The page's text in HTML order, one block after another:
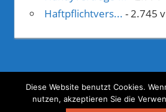
Haftpflichtvers... - 2.745
Diese Website benutzt Cookies.
nutzen, akzeptieren Sie die